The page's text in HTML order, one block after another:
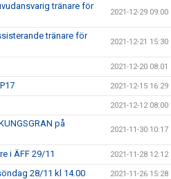
tränare för
2021-12-29 09:00
tränare för
2021-12-21 15:30
2021-12-20 08:01
2021-12-15 16:29
2021-12-12 08:00
på
2021-11-30 10:17
i ÄFF 29/11 2021-11-28 12:12
28/11 kl 14.00 2021-11-26 15:28